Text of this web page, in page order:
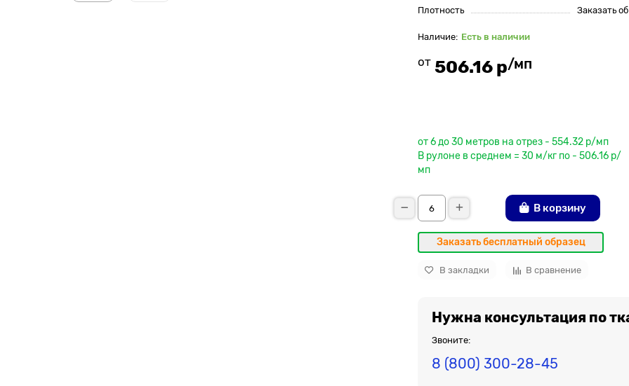
Плотность
Заказать
Есть в наличии
от 506.16 р/мп
от 6 до 30 метров на отрез - 554.32 р/мп
В рулоне в среднем = 30 м/кг по - 506.16 р/
мп
В корзину
Заказать бесплатный образец
В закладки В сравнение
Нужна консультация по
Звоните:
8 (800) 300-28-45